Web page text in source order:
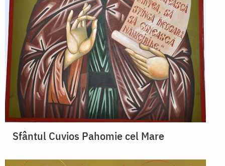
Sfântul Cuvios Pahomie cel Mare